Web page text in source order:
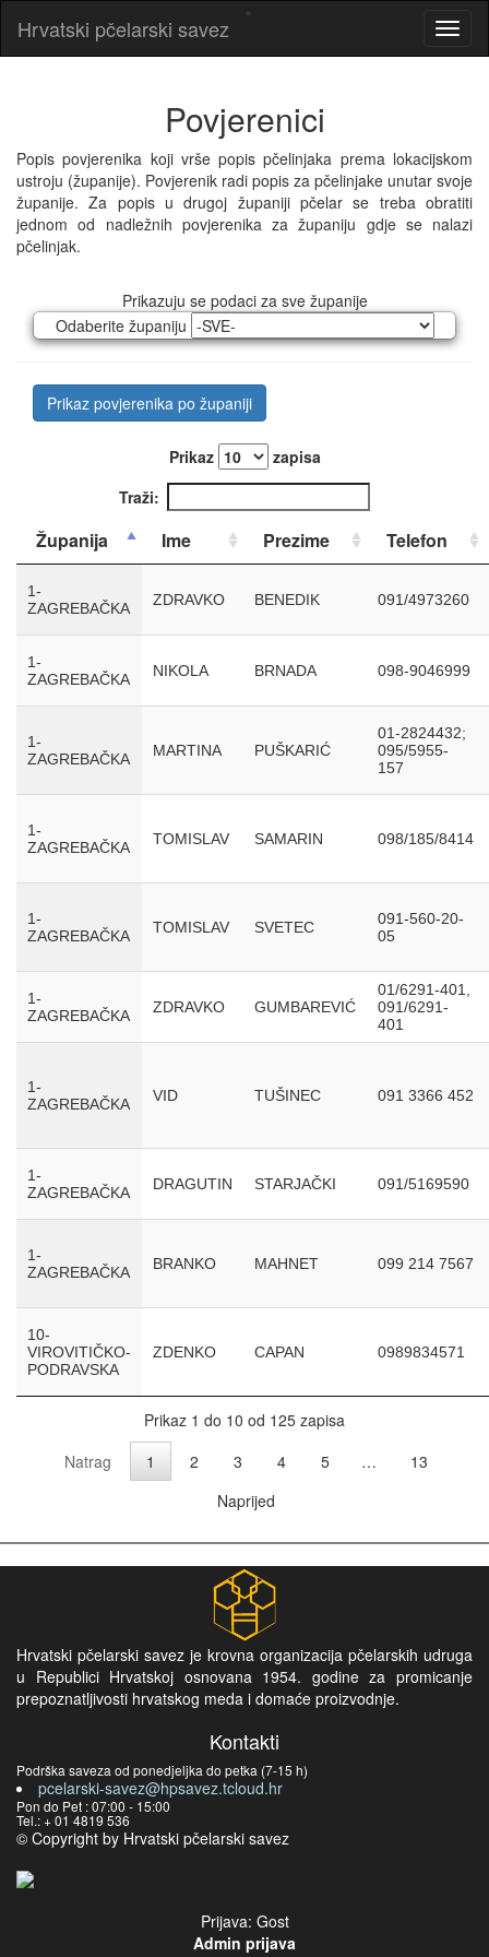
Hrvatski pčelarski savez
Povjerenici
Popis povjerenika koji vrše popis pčelinjaka prema lokacijskom
ustroju (županije). Povjerenik radi popis za pčelinjake unutar svoje
županije. Za popis u drugoj županiji pčelar se treba obratiti
jednom od nadležnih povjerenika za županiju gdje se nalazi
pčelinjak.
Prikazuju se podaci za sve županije
Odaberite županiju
Prikaz povjerenika po županiji
Prikaz
zapisa
Traži:
Županija Ime Prezime Telefon
1-
ZAGREBAČKA
ZDRAVKO BENEDIK 091/4973260
1-
ZAGREBAČKA
NIKOLA BRNADA 098-9046999
1-
ZAGREBAČKA
MARTINA PUŠKARIĆ
01-2824432;
095/5955-
157
1-
ZAGREBAČKA
TOMISLAV SAMARIN 098/185/8414
1-
ZAGREBAČKA
TOMISLAV SVETEC
091-560-20-
05
1-
ZAGREBAČKA
ZDRAVKO GUMBAREVIĆ
01/6291-401,
091/6291-
401
1-
ZAGREBAČKA
VID TUŠINEC 091 3366 452
1-
ZAGREBAČKA
DRAGUTIN STARJAČKI 091/5169590
1-
ZAGREBAČKA
BRANKO MAHNET 099 214 7567
10-
VIROVITIČKO-
PODRAVSKA
ZDENKO CAPAN 0989834571
Prikaz 1 do 10 od 125 zapisa
Natrag
1 2 3 4 5 …
13
Naprijed
Hrvatski pčelarski savez je krovna organizacija pčelarskih udruga
u Republici Hrvatskoj osnovana 1954. godine za promicanje
prepoznatljivosti hrvatskog meda i domaće proizvodnje.
Kontakti
Podrška saveza od ponedjeljka do petka (7-15 h)
pcelarski-savez@hpsavez.tcloud.hr
Pon do Pet : 07:00 - 15:00
Tel.: + 01 4819 536
© Copyright by Hrvatski pčelarski savez
Prijava: Gost
Admin prijava